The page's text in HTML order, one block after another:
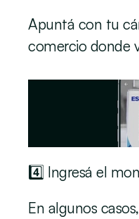
Apuntá con tu
comercio donde
4️⃣ Ingresá el
En algunos